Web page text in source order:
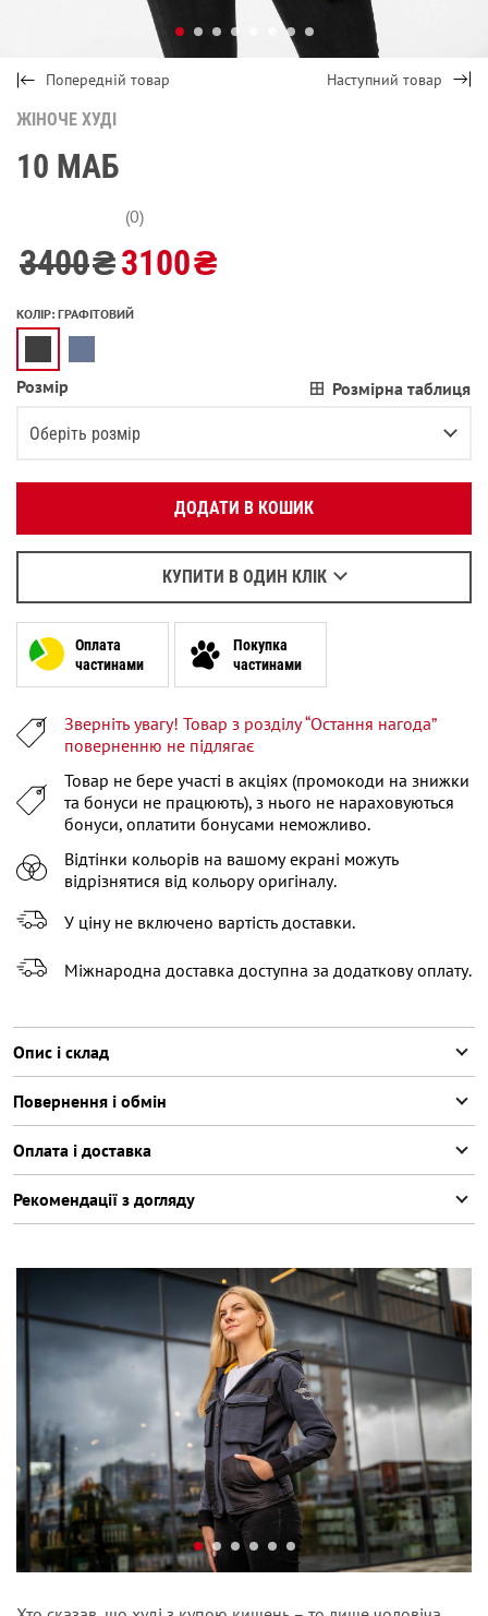
Попередній товар Наступний товар
ЖІНОЧЕ ХУДІ
10 МАБ
(0)
3400₴3100₴
КОЛІР: ГРАФІТОВИЙ
Розмір Розмірна таблиця
Оберіть розмір
XS Залишилося2речі
L
XL
XXL
XXXL
ДОДАТИ В КОШИК
КУПИТИ В ОДИН КЛІК
Вкажіть ваш номер телефону:
OK
Написати у WhatsApp
Оплата
частинами
Покупка
частинами
Зверніть увагу! Товар з розділу “Остання нагода”
поверненню не підлягає
Товар не бере участі в акціях (промокоди на знижки
та бонуси не працюють), з нього не нараховуються
бонуси, оплатити бонусами неможливо.
Відтінки кольорів на вашому екрані можуть
відрізнятися від кольору оригіналу.
У ціну не включено вартість доставки.
Міжнародна доставка доступна за додаткову оплату.
Опис і склад
Повернення і обмін
Оплата і доставка
Рекомендації з догляду